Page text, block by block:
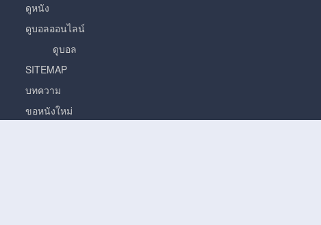
ดูหนัง
ดูบอลออนไลน์
ดูบอล
SITEMAP
บทความ
ขอหนังใหม่